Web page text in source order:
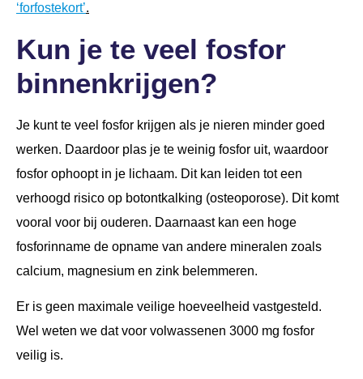
‘forfostekort’.
Kun je te veel fosfor
binnenkrijgen?
Je kunt te veel fosfor krijgen als je nieren minder goed
werken. Daardoor plas je te weinig fosfor uit, waardoor
fosfor ophoopt in je lichaam. Dit kan leiden tot een
verhoogd risico op botontkalking (osteoporose). Dit komt
vooral voor bij ouderen. Daarnaast kan een hoge
fosforinname de opname van andere mineralen zoals
calcium, magnesium en zink belemmeren.
Er is geen maximale veilige hoeveelheid vastgesteld.
Wel weten we dat voor volwassenen 3000 mg fosfor
veilig is.